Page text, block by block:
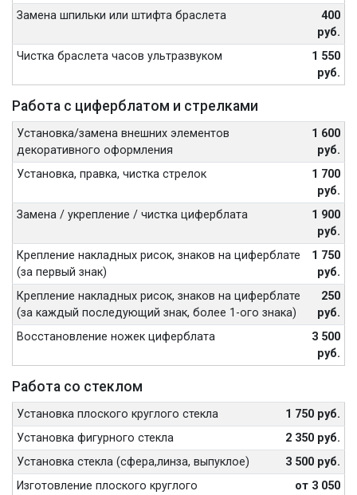
Замена шпильки или штифта браслета
400
руб.
Чистка браслета часов ультразвуком
1 550
руб.
Работа с циферблатом и стрелками
Установка/замена внешних элементов
декоративного оформления
1 600
руб.
Установка, правка, чистка стрелок
1 700
руб.
Замена / укрепление / чистка циферблата
1 900
руб.
Крепление накладных рисок, знаков на циферблате
(за первый знак)
1 750
руб.
Крепление накладных рисок, знаков на циферблате
(за каждый последующий знак, более 1-ого знака)
250
руб.
Восстановление ножек циферблата
3 500
руб.
Работа со стеклом
Установка плоского круглого стекла
1 750 руб.
Установка фигурного стекла
2 350 руб.
Установка стекла (сфера,линза, выпуклое)
3 500 руб.
Изготовление плоского круглого
от 3 050